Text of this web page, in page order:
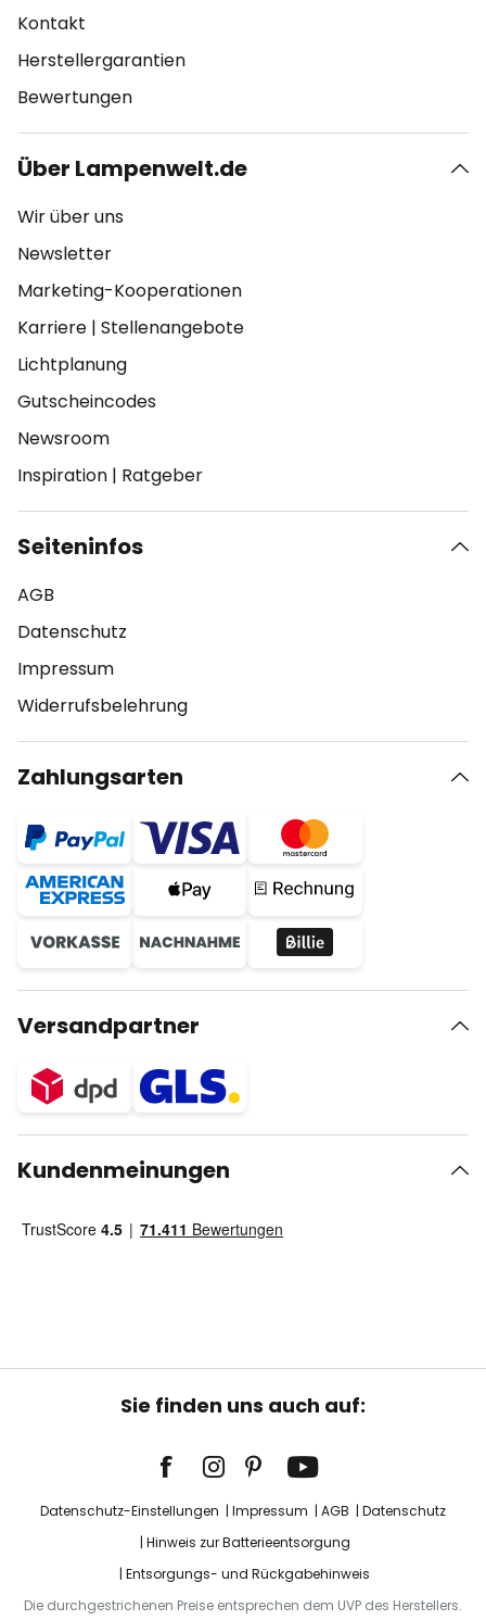
Kontakt
Herstellergarantien
Bewertungen
Über Lampenwelt.de
Wir über uns
Newsletter
Marketing-Kooperationen
Karriere | Stellenangebote
Lichtplanung
Gutscheincodes
Newsroom
Inspiration | Ratgeber
Seiteninfos
AGB
Datenschutz
Impressum
Widerrufsbelehrung
Zahlungsarten
Versandpartner
Kundenmeinungen
Sie finden uns auch auf:
Datenschutz-Einstellungen Impressum AGB
Datenschutz
Hinweis zur Batterieentsorgung
Entsorgungs- und Rückgabehinweis
Die durchgestrichenen Preise entsprechen dem UVP des Herstellers.